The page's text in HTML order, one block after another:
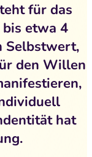
für das
etwa 4
Selbstwert,
den Willen
hat